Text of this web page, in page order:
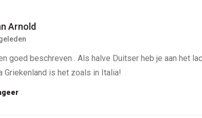
Arnold
goed beschreven . Als halve Duitser heb je aan het
Griekenland is het zoals in Italia!